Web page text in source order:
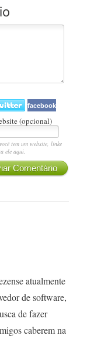
facebook
(opcional)
tem um website, linke
ele aqui.
Comentário
atualmente
de software,
de fazer
caberem na